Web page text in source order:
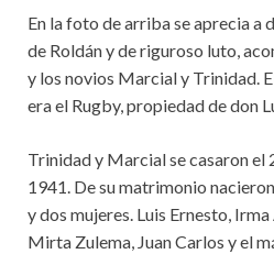
En la foto de arriba se aprecia a
de Roldán y de riguroso luto,
y los novios Marcial y Trinidad.
era el Rugby, propiedad de don
Trinidad y Marcial se casaron el
1941. De su matrimonio
y dos mujeres. Luis Ernesto,
Mirta Zulema, Juan Carlos y el